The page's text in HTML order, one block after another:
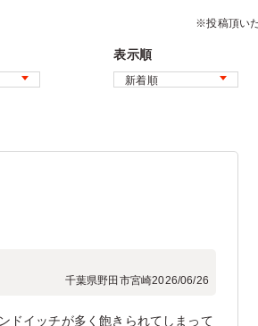
※投稿頂い
表示順
千葉県野田市宮崎2026/06/26
ドイッチが多く飽きられてしまって